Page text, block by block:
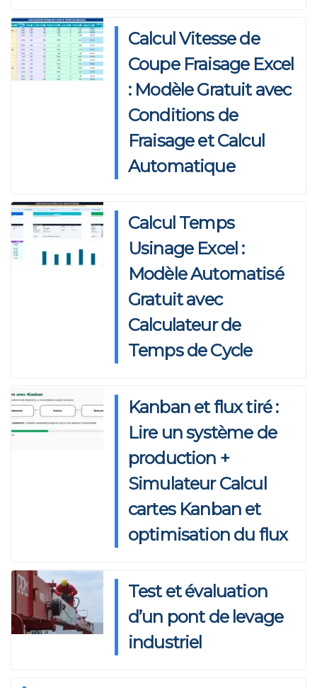
p
p
o
o
k
o
n
Calcul Vitesse de
Coupe Fraisage Excel
: Modèle Gratuit avec
Conditions de
Fraisage et Calcul
Automatique
Calcul Temps
Usinage Excel :
Modèle Automatisé
Gratuit avec
Calculateur de
Temps de Cycle
Kanban et flux tiré :
Lire un système de
production +
Simulateur Calcul
cartes Kanban et
optimisation du flux
Test et évaluation
d’un pont de levage
industriel